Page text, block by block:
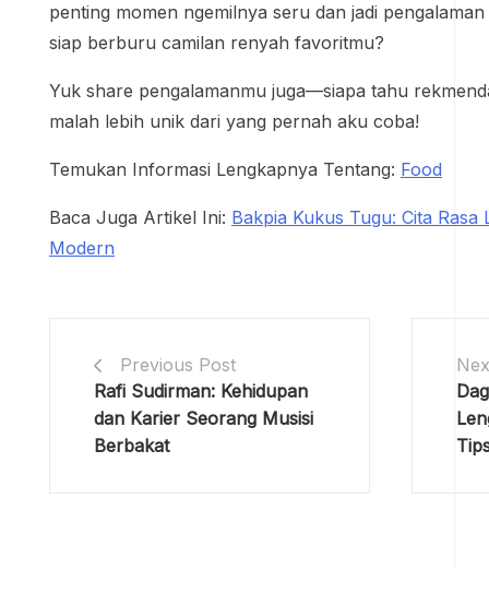
penting momen ngemilnya seru dan jadi
siap berburu camilan renyah favoritmu?
Yuk share pengalamanmu juga—siapa tahu
malah lebih unik dari yang pernah aku coba!
Temukan Informasi Lengkapnya Tentang: Food
Baca Juga Artikel Ini: Bakpia Kukus Tugu: Cita
Modern
Previous Post
Rafi Sudirman: Kehidupan
dan Karier Seorang Musisi
Berbakat